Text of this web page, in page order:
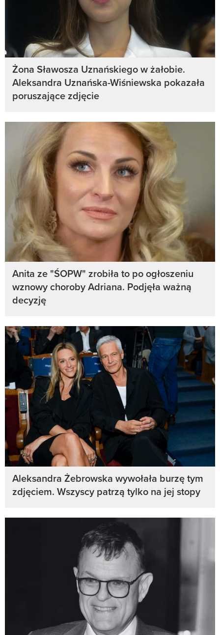
Żona Sławosza Uznańskiego w żałobie.
Aleksandra Uznańska-Wiśniewska pokazała
poruszające zdjęcie
Anita ze "ŚOPW" zrobiła to po ogłoszeniu
wznowy choroby Adriana. Podjęła ważną
decyzję
Aleksandra Żebrowska wywołała burzę tym
zdjęciem. Wszyscy patrzą tylko na jej stopy